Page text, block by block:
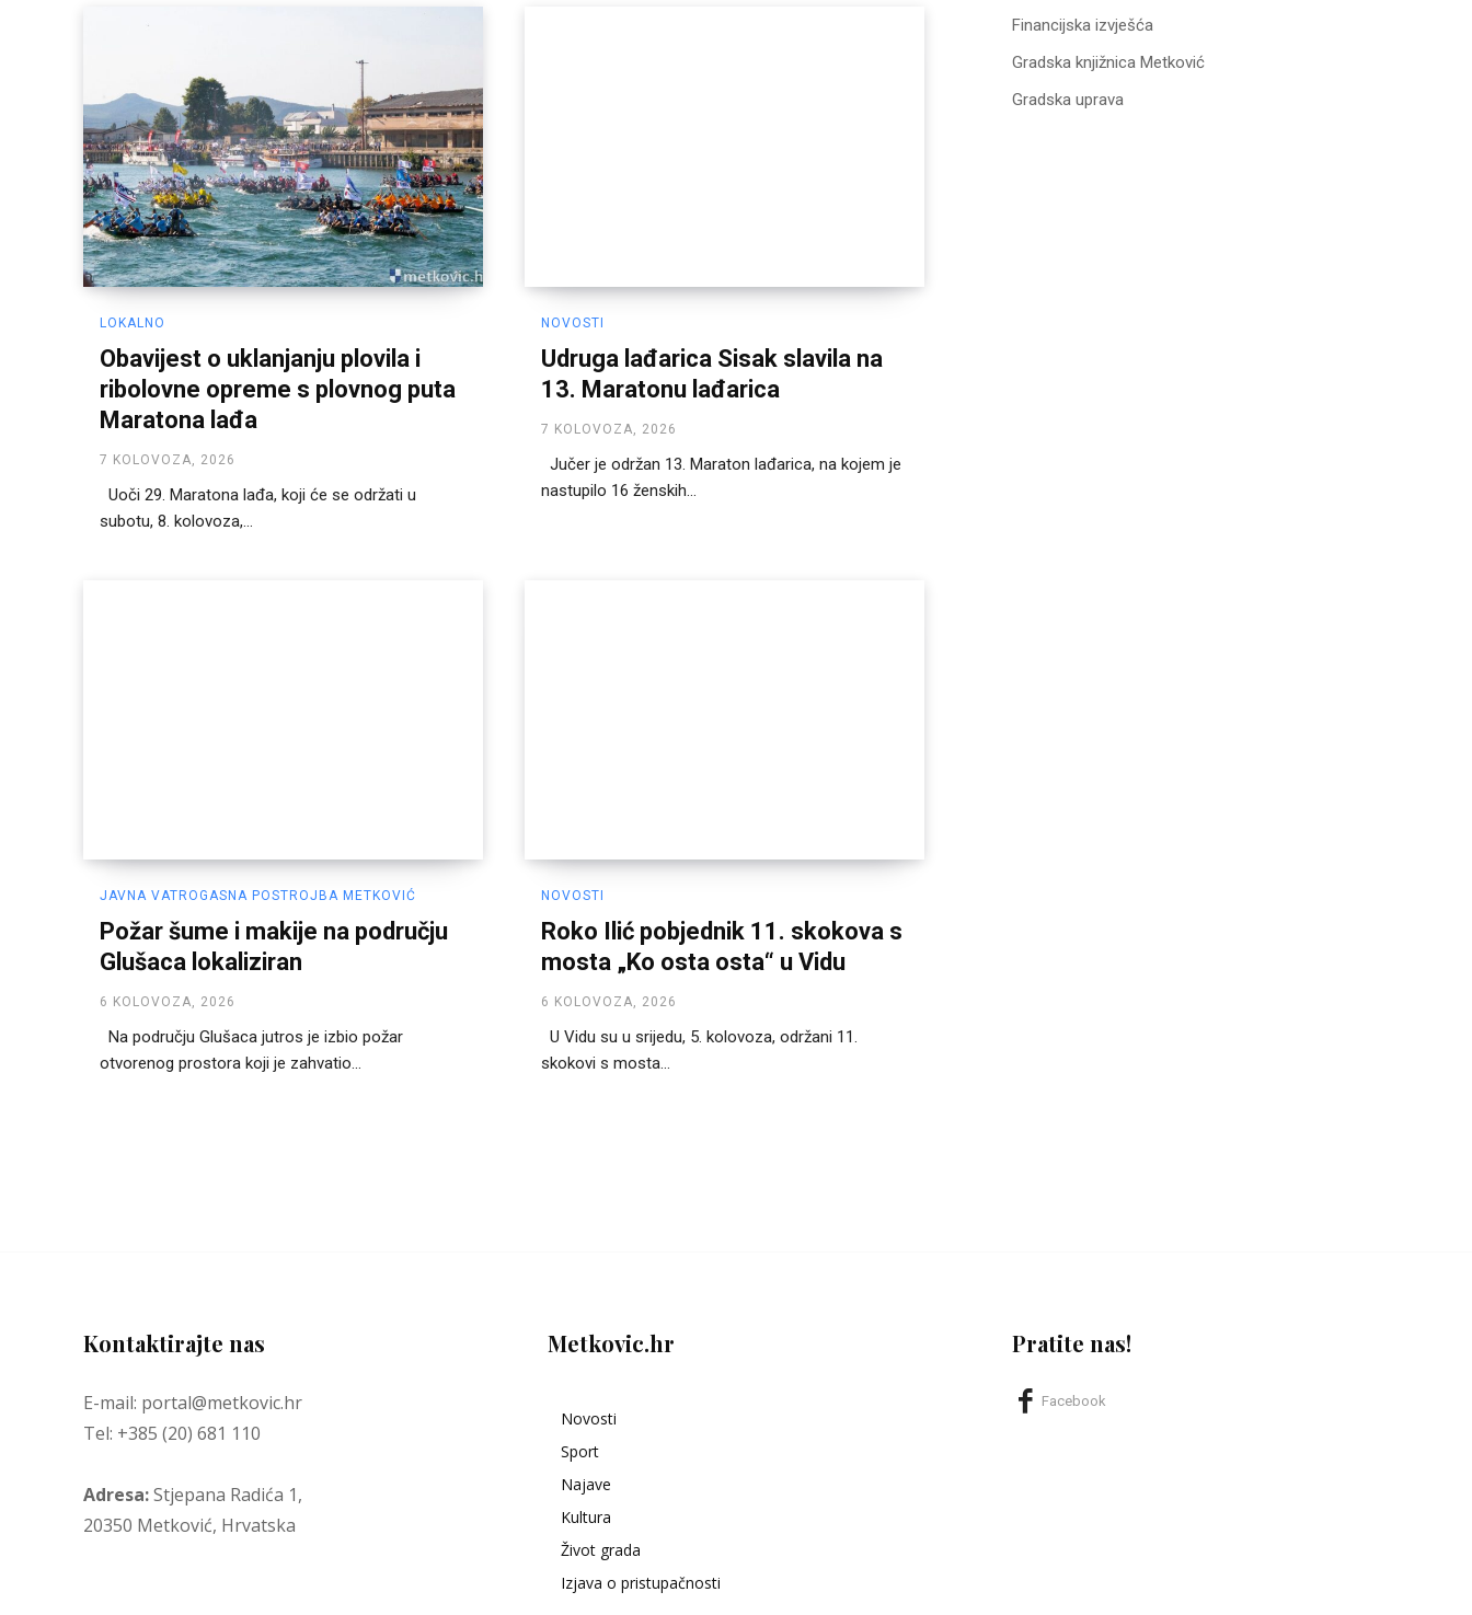
LOKALNO
Obavijest o uklanjanju plovila i
ribolovne opreme s plovnog puta
Maratona lađa
7 KOLOVOZA, 2026
Uoči 29. Maratona lađa, koji će se održati u
subotu, 8. kolovoza,...
NOVOSTI
Udruga lađarica Sisak slavila na
13. Maratonu lađarica
7 KOLOVOZA, 2026
Jučer je održan 13. Maraton lađarica, na kojem je
nastupilo 16 ženskih...
JAVNA VATROGASNA POSTROJBA METKOVIĆ
Požar šume i makije na području
Glušaca lokaliziran
6 KOLOVOZA, 2026
Na području Glušaca jutros je izbio požar
otvorenog prostora koji je zahvatio...
NOVOSTI
Roko Ilić pobjednik 11. skokova s
mosta „Ko osta osta“ u Vidu
6 KOLOVOZA, 2026
U Vidu su u srijedu, 5. kolovoza, održani 11.
skokovi s mosta...
Financijska izvješća
Gradska knjižnica Metković
Gradska uprava
Kontaktirajte nas
E-mail: portal@metkovic.hr
Tel: +385 (20) 681 110
Adresa:Stjepana Radića 1,
20350 Metković, Hrvatska
Metkovic.hr
Novosti
Sport
Najave
Kultura
Život grada
Izjava o pristupačnosti
Pratite nas!
Facebook